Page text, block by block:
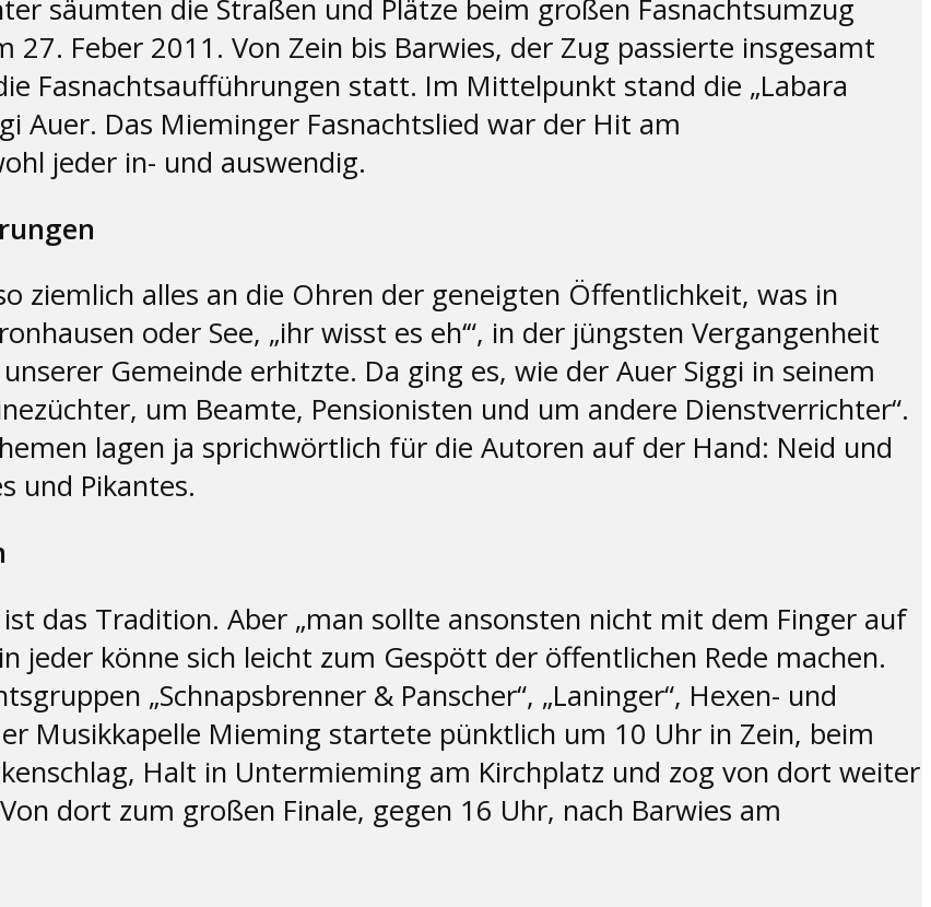
säumten die Straßen und Plätze beim großen Fasnachtsumzug
Feber 2011. Von Zein bis Barwies, der Zug passierte insgesamt
Fasnachtsaufführungen statt. Im Mittelpunkt stand die „Labara
Auer. Das Mieminger Fasnachtslied war der Hit am
jeder in- und auswendig.
ziemlich alles an die Ohren der geneigten Öffentlichkeit, was in
oder See, „ihr wisst es eh‘“, in der jüngsten Vergangenheit
Gemeinde erhitzte. Da ging es, wie der Auer Siggi in seinem
um Beamte, Pensionisten und um andere Dienstverrichter“.
lagen ja sprichwörtlich für die Autoren auf der Hand: Neid und
und Pikantes.
das Tradition. Aber „man sollte ansonsten nicht mit dem Finger auf
jeder könne sich leicht zum Gespött der öffentlichen Rede machen.
„Schnapsbrenner & Panscher“, „Laninger“, Hexen- und
Musikkapelle Mieming startete pünktlich um 10 Uhr in Zein, beim
Halt in Untermieming am Kirchplatz und zog von dort weiter
dort zum großen Finale, gegen 16 Uhr, nach Barwies am